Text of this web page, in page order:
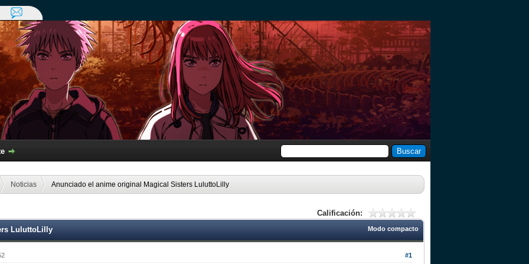
Noticias Anunciado el anime original Magical Sisters LuluttoLilly
Calificación:
Modo compacto
LuluttoLilly
#1